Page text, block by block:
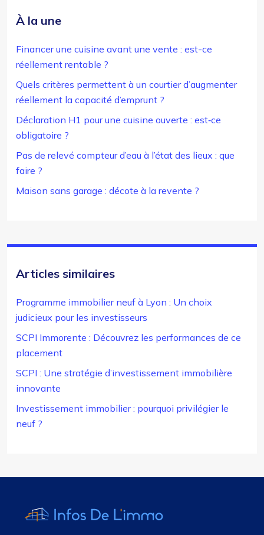
À la une
Financer une cuisine avant une vente : est-ce
réellement rentable ?
Quels critères permettent à un courtier d’augmenter
réellement la capacité d’emprunt ?
Déclaration H1 pour une cuisine ouverte : est‑ce
obligatoire ?
Pas de relevé compteur d’eau à l’état des lieux : que
faire ?
Maison sans garage : décote à la revente ?
Articles similaires
Programme immobilier neuf à Lyon : Un choix
judicieux pour les investisseurs
SCPI Immorente : Découvrez les performances de ce
placement
SCPI : Une stratégie d’investissement immobilière
innovante
Investissement immobilier : pourquoi privilégier le
neuf ?